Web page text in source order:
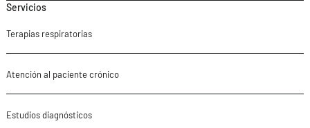
Servicios
Terapias respiratorias
Atención al paciente crónico
Estudios diagnósticos